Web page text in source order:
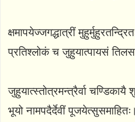
क्षमापयेज्जगद्धात्रीं
प्रतिश्लोकं च जुहुयात्पायसं
जुहुयात्स्तोत्रमन्त्रैर्वा चण्डिकायै
भूयो नामपदैर्देवीं